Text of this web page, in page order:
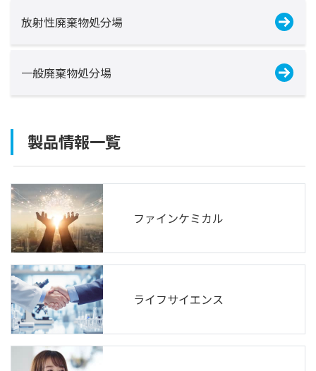
放射性廃棄物処分場
一般廃棄物処分場
製品情報一覧
ファインケミカル
ライフサイエンス